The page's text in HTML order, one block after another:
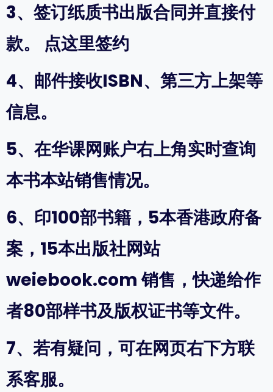
3、签订纸质书出版合同并直接付
款。 点这里签约
4、邮件接收ISBN、第三方上架等
信息。
5、在华课网账户右上角实时查询
本书本站销售情况。
6、印100部书籍，5本香港政府备
案，15本出版社网站
weiebook.com 销售，快递给作
者80部样书及版权证书等文件。
7、若有疑问，可在网页右下方联
系客服。